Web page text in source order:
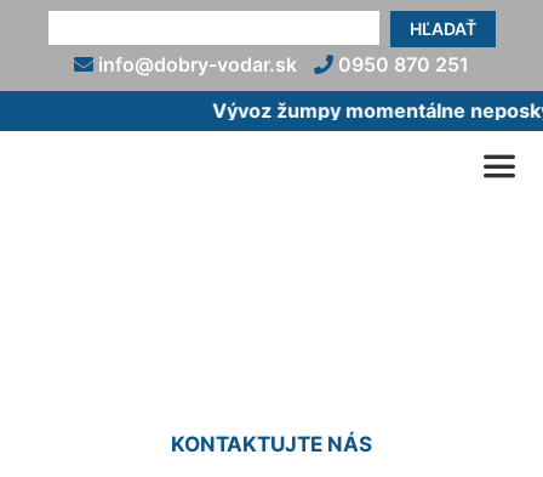
HĽADAŤ
info@dobry-vodar.sk
0950 870 251
Vývoz žumpy momentálne
KONTAKTUJTE NÁS